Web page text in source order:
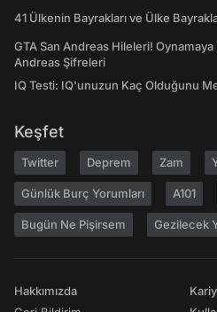
41 Ülkenin Bayrakları ve Ülke
GTA San Andreas Hileleri!
Andreas Şifreleri
IQ Testi: IQ'unuzun Kaç Olduğunu
Keşfet
Twitter Deprem Zam
Günlük Burç Yorumları A101
Bugün Ne Pişirsem Gezilecek
Hakkımızda